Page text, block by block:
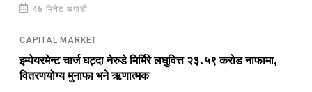
46 मिनेट अगाडी
CAPITAL MARKET
इम्पेयरमेन्ट चार्ज घट्दा नेरुडे मिर्मिरे लघुवित्त २३.५९ करोड नाफामा,
वितरणयोग्य मुनाफा भने ऋणात्मक